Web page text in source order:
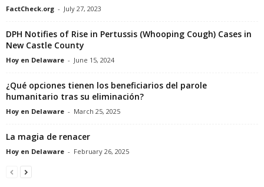
FactCheck.org - July 27, 2023
DPH Notifies of Rise in Pertussis (Whooping Cough) Cases in
New Castle County
Hoy en Delaware - June 15, 2024
¿Qué opciones tienen los beneficiarios del parole
humanitario tras su eliminación?
Hoy en Delaware - March 25, 2025
La magia de renacer
Hoy en Delaware - February 26, 2025